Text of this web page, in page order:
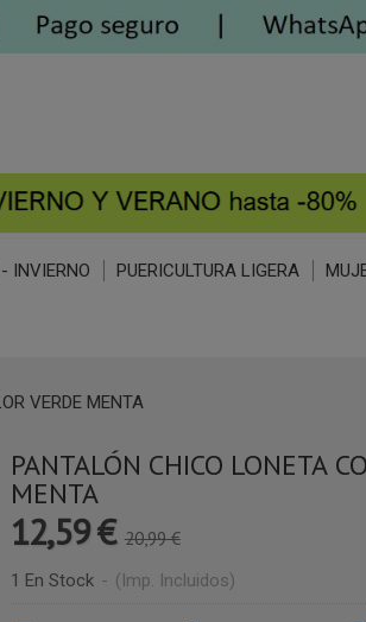
INVIERNO PUERICULTURA LIGERA
VERDE MENTA
PANTALÓN CHICO LONETA
MENTA
12,59 € 20,99 €
1 En Stock - (Imp. Incluidos)